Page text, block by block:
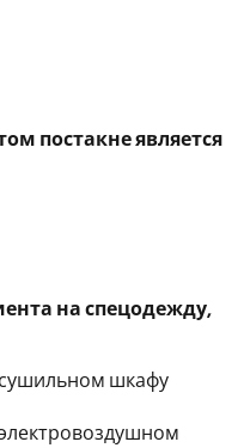
постакне является
на спецодежду,
шкафу